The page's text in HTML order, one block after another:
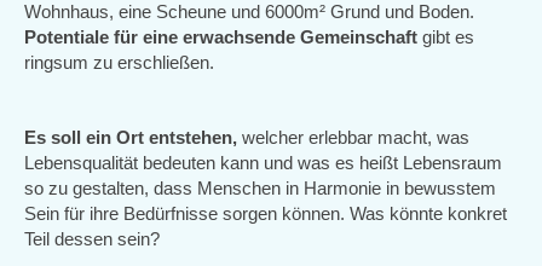
Wohnhaus, eine Scheune und 6000m² Grund und Boden.
Potentiale für eine erwachsende Gemeinschaft gibt es
ringsum zu erschließen.
Es soll ein Ort entstehen, welcher erlebbar macht, was
Lebensqualität bedeuten kann und was es heißt Lebensraum
so zu gestalten, dass Menschen in Harmonie in bewusstem
Sein für ihre Bedürfnisse sorgen können. Was könnte konkret
Teil dessen sein?